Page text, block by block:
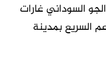
السوداني غارات
السريع بمدينة